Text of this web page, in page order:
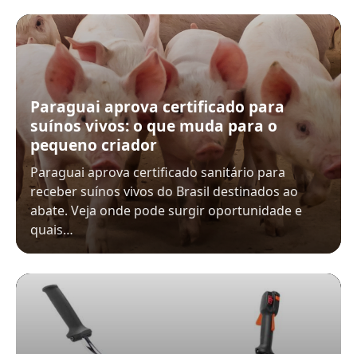
Paraguai aprova certificado para
suínos vivos: o que muda para o
pequeno criador
Paraguai aprova certificado sanitário para
receber suínos vivos do Brasil destinados ao
abate. Veja onde pode surgir oportunidade e
quais…